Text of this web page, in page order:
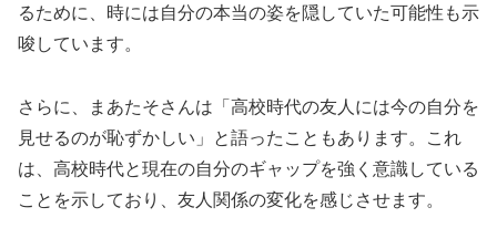
るために、時には自分の本当の姿を隠していた可能性も示
唆しています。
さらに、まあたそさんは「高校時代の友人には今の自分を
見せるのが恥ずかしい」と語ったこともあります。これ
は、高校時代と現在の自分のギャップを強く意識している
ことを示しており、友人関係の変化を感じさせます。